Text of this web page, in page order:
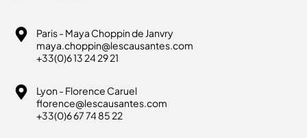
Paris - Maya Choppin de Janvry
maya.choppin@lescausantes.com
+33(0)6 13 24 29 21
Lyon - Florence Caruel
florence@lescausantes.com
+33(0)6 67 74 85 22